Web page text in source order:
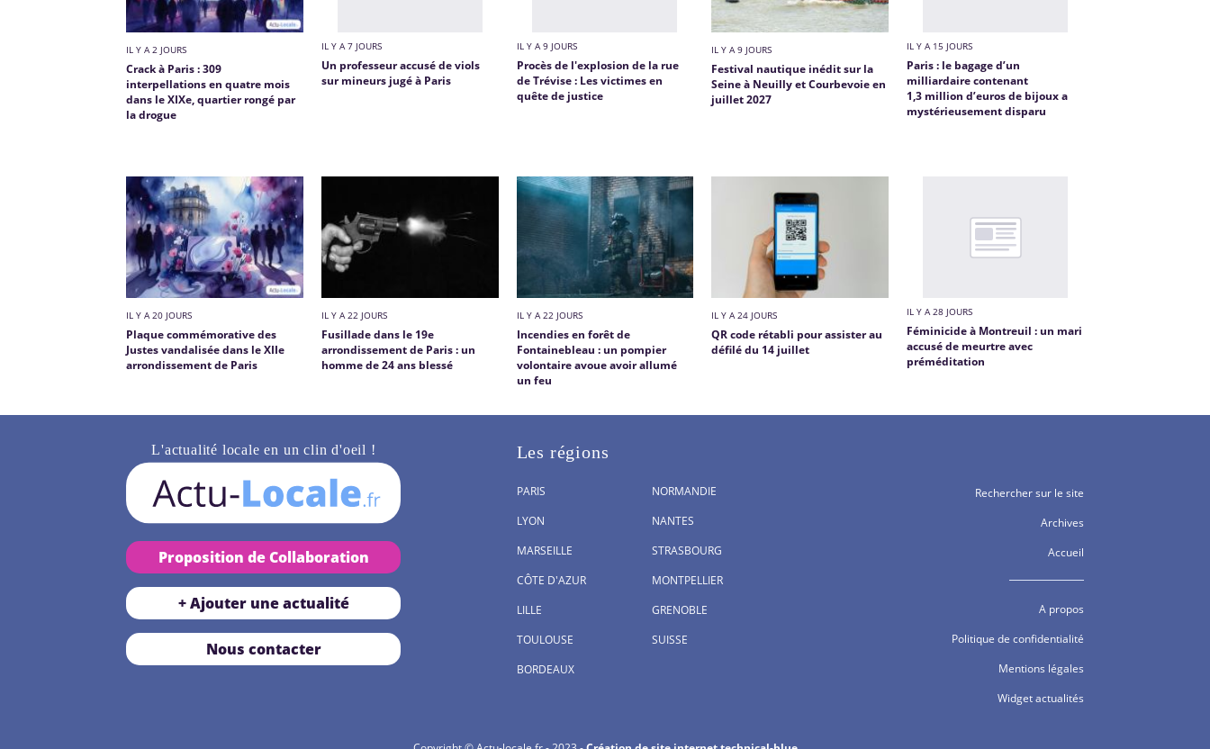
IL Y A 2 JOURS
Crack à Paris : 309
interpellations en quatre mois
dans le XIXe, quartier rongé par
la drogue
IL Y A 7 JOURS
Un professeur accusé de viols
sur mineurs jugé à Paris
IL Y A 9 JOURS
Procès de l'explosion de la rue
de Trévise : Les victimes en
quête de justice
IL Y A 9 JOURS
Festival nautique inédit sur la
Seine à Neuilly et Courbevoie en
juillet 2027
IL Y A 15 JOURS
Paris : le bagage d’un
milliardaire contenant
1,3 million d’euros de bijoux a
mystérieusement disparu
IL Y A 20 JOURS
Plaque commémorative des
Justes vandalisée dans le XIIe
arrondissement de Paris
IL Y A 22 JOURS
Fusillade dans le 19e
arrondissement de Paris : un
homme de 24 ans blessé
IL Y A 22 JOURS
Incendies en forêt de
Fontainebleau : un pompier
volontaire avoue avoir allumé
un feu
IL Y A 24 JOURS
QR code rétabli pour assister au
défilé du 14 juillet
IL Y A 28 JOURS
Féminicide à Montreuil : un mari
accusé de meurtre avec
préméditation
L'actualité locale en un clin d'oeil !
Proposition de Collaboration
+ Ajouter une actualité
Nous contacter
Les régions
PARIS
LYON
MARSEILLE
CÔTE D'AZUR
LILLE
TOULOUSE
BORDEAUX
NORMANDIE
NANTES
STRASBOURG
MONTPELLIER
GRENOBLE
SUISSE
Rechercher sur le site
Archives
Accueil
A propos
Politique de confidentialité
Mentions légales
Widget actualités